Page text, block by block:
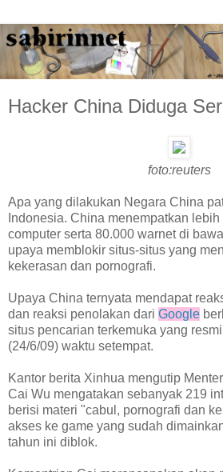
Hacker China Diduga
foto:reuters
Apa yang dilakukan Negara China
Indonesia. China menempatkan
computer serta 80.000 warnet di
upaya memblokir situs-situs yang
kekerasan dan pornografi.
Upaya China ternyata mendapat
dan reaksi penolakan dari Google
situs pencarian terkemuka yang
(24/6/09) waktu setempat.
Kantor berita Xinhua mengutip
Cai Wu mengatakan sebanyak 219
berisi materi "cabul, pornografi dan
akses ke game yang sudah
tahun ini diblok.